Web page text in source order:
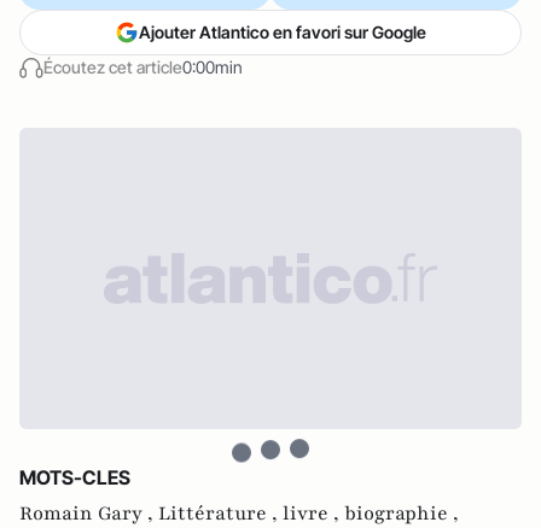
Écoutez cet article0:00min
Ajouter Atlantico en favori sur Google
MOTS-CLES
Romain Gary , Littérature , livre , biographie ,